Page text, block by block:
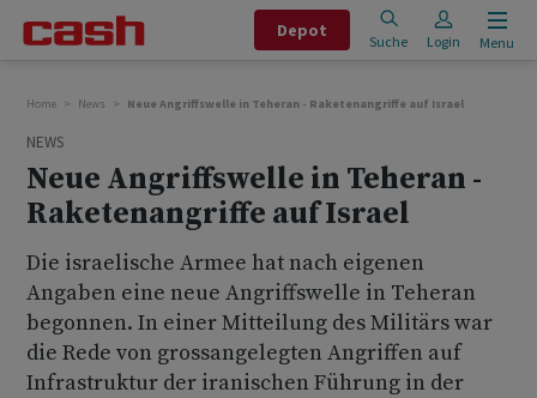
Depot
Suche Login Menu
Home News Neue Angriffswelle in Teheran - Raketenangriffe auf Israel
NEWS
Neue Angriffswelle in Teheran -
Raketenangriffe auf Israel
Die israelische Armee hat nach eigenen
Angaben eine neue Angriffswelle in Teheran
begonnen. In einer Mitteilung des Militärs war
die Rede von grossangelegten Angriffen auf
Infrastruktur der iranischen Führung in der